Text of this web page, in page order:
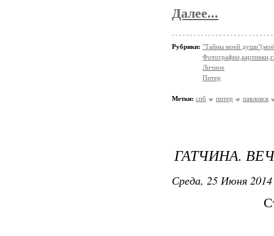
Далее...
Рубрики: "Тайны моей души"(моё
Личное
Питер
Метки: спб питер павловск
ГАТЧИНА.
Среда, 25 Июня